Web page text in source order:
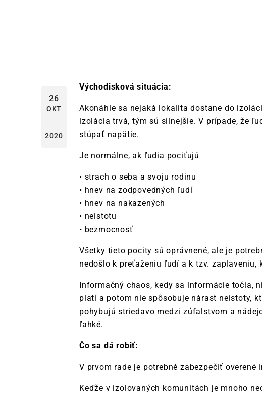
26
OKT
2020
Východisková situácia:
Akonáhle sa nejaká lokalita dostane do
izolácia trvá, tým sú silnejšie. V prípade, že
stúpať napätie.
Je normálne, ak ľudia pociťujú
• strach o seba a svoju rodinu
• hnev na zodpovedných ľudí
• hnev na nakazených
• neistotu
• bezmocnosť
Všetky tieto pocity sú oprávnené, ale je
nedošlo k preťaženiu ľudí a k tzv. zaplaveniu,
Informačný chaos, kedy sa informácie točia,
platí a potom nie spôsobuje nárast neistoty,
pohybujú striedavo medzi zúfalstvom a
ľahké.
Čo sa dá robiť:
V prvom rade je potrebné zabezpečiť overené
Keďže v izolovaných komunitách je mnoho